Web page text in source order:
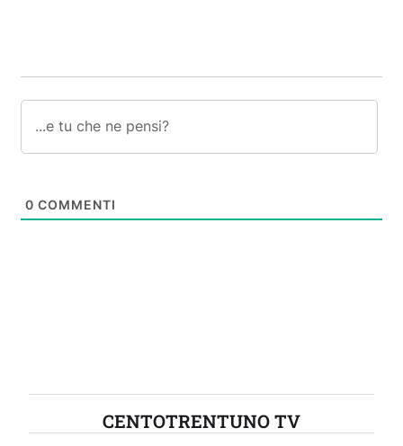
0 COMMENTI
CENTOTRENTUNO TV